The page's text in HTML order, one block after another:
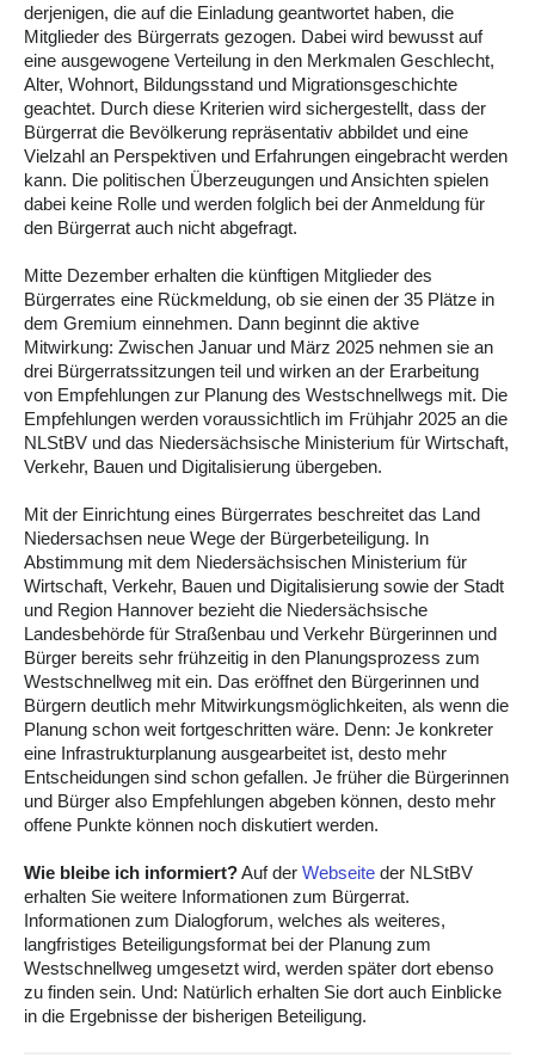
derjenigen, die auf die Einladung geantwortet haben, die
Mitglieder des Bürgerrats gezogen. Dabei wird bewusst auf
eine ausgewogene Verteilung in den Merkmalen Geschlecht,
Alter, Wohnort, Bildungsstand und Migrationsgeschichte
geachtet. Durch diese Kriterien wird sichergestellt, dass der
Bürgerrat die Bevölkerung repräsentativ abbildet und eine
Vielzahl an Perspektiven und Erfahrungen eingebracht werden
kann. Die politischen Überzeugungen und Ansichten spielen
dabei keine Rolle und werden folglich bei der Anmeldung für
den Bürgerrat auch nicht abgefragt.
Mitte Dezember erhalten die künftigen Mitglieder des
Bürgerrates eine Rückmeldung, ob sie einen der 35 Plätze in
dem Gremium einnehmen. Dann beginnt die aktive
Mitwirkung: Zwischen Januar und März 2025 nehmen sie an
drei Bürgerratssitzungen teil und wirken an der Erarbeitung
von Empfehlungen zur Planung des Westschnellwegs mit. Die
Empfehlungen werden voraussichtlich im Frühjahr 2025 an die
NLStBV und das Niedersächsische Ministerium für Wirtschaft,
Verkehr, Bauen und Digitalisierung übergeben.
Mit der Einrichtung eines Bürgerrates beschreitet das Land
Niedersachsen neue Wege der Bürgerbeteiligung. In
Abstimmung mit dem Niedersächsischen Ministerium für
Wirtschaft, Verkehr, Bauen und Digitalisierung sowie der Stadt
und Region Hannover bezieht die Niedersächsische
Landesbehörde für Straßenbau und Verkehr Bürgerinnen und
Bürger bereits sehr frühzeitig in den Planungsprozess zum
Westschnellweg mit ein. Das eröffnet den Bürgerinnen und
Bürgern deutlich mehr Mitwirkungsmöglichkeiten, als wenn die
Planung schon weit fortgeschritten wäre. Denn: Je konkreter
eine Infrastrukturplanung ausgearbeitet ist, desto mehr
Entscheidungen sind schon gefallen. Je früher die Bürgerinnen
und Bürger also Empfehlungen abgeben können, desto mehr
offene Punkte können noch diskutiert werden.
Wie bleibe ich informiert?Auf der Webseite der NLStBV
erhalten Sie weitere Informationen zum Bürgerrat.
Informationen zum Dialogforum, welches als weiteres,
langfristiges Beteiligungsformat bei der Planung zum
Westschnellweg umgesetzt wird, werden später dort ebenso
zu finden sein. Und: Natürlich erhalten Sie dort auch Einblicke
in die Ergebnisse der bisherigen Beteiligung.